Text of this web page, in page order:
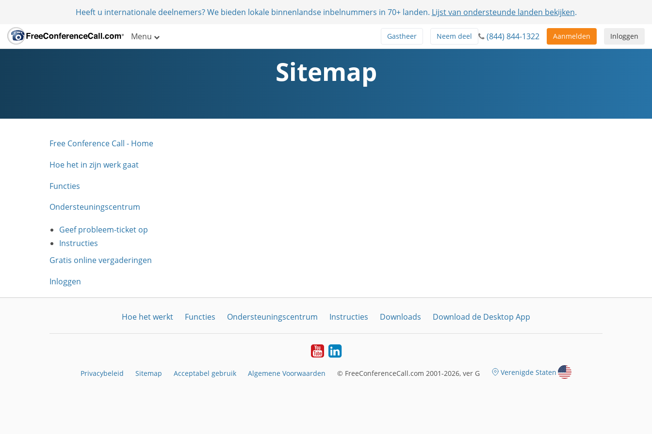
Heeft u internationale deelnemers? We bieden lokale binnenlandse inbelnummers in 70+ landen. Lijst van ondersteunde landen bekijken.
Menu Inloggen
Aanmelden
(844) 844-1322
Neem deel
Gastheer
Sitemap
Free Conference Call - Home
Hoe het in zijn werk gaat
Functies
Ondersteuningscentrum
Geef probleem-ticket op
Instructies
Gratis online vergaderingen
Inloggen
Hoe het werkt Functies Ondersteuningscentrum Instructies Downloads Download de Desktop App
YouTubeLinkedIn
Privacybeleid Sitemap Acceptabel gebruik Algemene Voorwaarden © FreeConferenceCall.com 2001-2026, ver G Verenigde Staten